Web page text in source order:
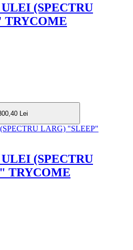
(SPECTRU
Lei
(SPECTRU
TRYCOME